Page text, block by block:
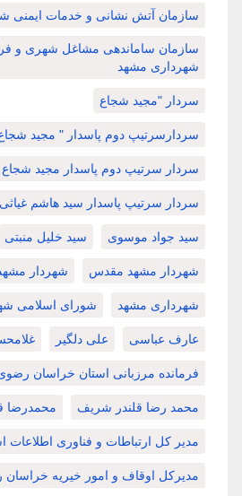
سازمان آتش نشانی و خدمات ایمنی
سازمان ساماندهی مشاغل شهری و
شهرداری مشهد
سردار "مجید شجاع
سردارسرتیپ دوم پاسدار " مجید
سردار سرتیپ دوم پاسدار مجید شجاع
سردار سرتیپ پاسدار سید هاشم غیاثی
سید جواد موسوی سید خلیل منبتی
شهردار مشهد مقدس شهردار
شهرداری مشهد شورای اسلامی
عارف عباسی علی دلگیر
فرمانده مرزبانی استان خراسان
محمد رضا قلندر شریف محمدرضا
مدیر کل ارتباطات و فناوری
مدیرکل اوقاف و امور خیریه